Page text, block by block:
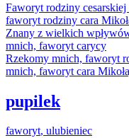
Faworyt rodziny
faworyt rodziny cara
Znany z wielkich
mnich, faworyt carycy
Rzekomy mnich, faworyt
mnich, faworyt cara
pupilek
faworyt, ulubieniec